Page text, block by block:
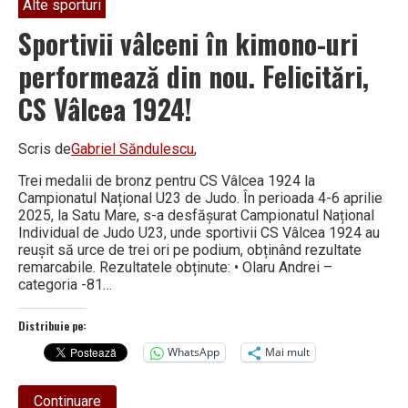
Alte sporturi
Sportivii vâlceni în kimono-uri
performează din nou. Felicitări,
CS Vâlcea 1924!
Scris deGabriel Săndulescu,
Trei medalii de bronz pentru CS Vâlcea 1924 la
Campionatul Național U23 de Judo. În perioada 4-6 aprilie
2025, la Satu Mare, s-a desfășurat Campionatul Național
Individual de Judo U23, unde sportivii CS Vâlcea 1924 au
reușit să urce de trei ori pe podium, obținând rezultate
remarcabile. Rezultatele obținute: • Olaru Andrei –
categoria -81…
Distribuie pe:
WhatsApp
Mai mult
Continuareabout